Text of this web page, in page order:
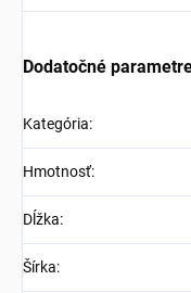
Dodatočné
Kategória:
Hmotnosť:
Dĺžka:
Šírka: